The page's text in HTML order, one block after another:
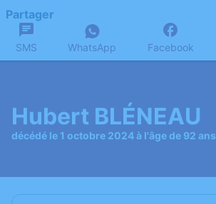
Partager
SMS WhatsApp Facebook
Hubert BLÉNEAU
décédé le 1 octobre 2024 à l'âge de 92 ans